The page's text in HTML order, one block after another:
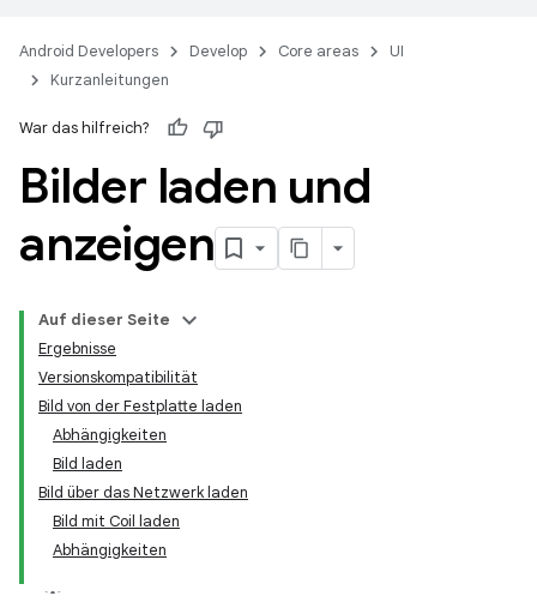
Android Developers Develop Core areas
UI
Kurzanleitungen
War das hilfreich?
Bilder laden und
anzeigen
Auf dieser Seite
Ergebnisse
Versionskompatibilität
Bild von der Festplatte laden
Abhängigkeiten
Bild laden
Bild über das Netzwerk laden
Bild mit Coil laden
Abhängigkeiten